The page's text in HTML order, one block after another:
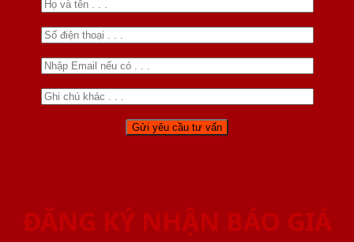
ĐĂNG KÝ NHẬN BÁO GIÁ